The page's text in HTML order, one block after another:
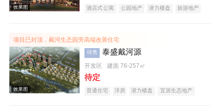
酒店式公寓 公园地产 潜力楼盘
旅游地产
项目已封顶，戴河生态园旁高端改善住宅
待售 泰盛戴河源
开发区 建面 76-257㎡
待定
普通住宅 洋房 潜力楼盘
宜居生态地产